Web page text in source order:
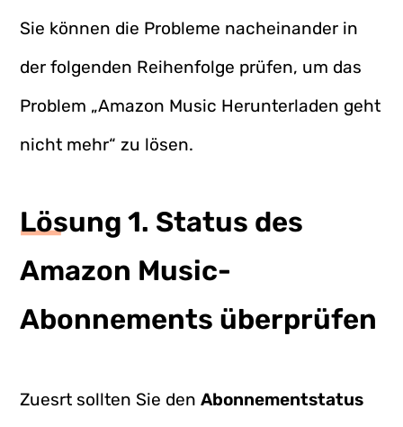
Sie können die Probleme nacheinander in
der folgenden Reihenfolge prüfen, um das
Problem „Amazon Music Herunterladen geht
nicht mehr“ zu lösen.
Lösung 1. Status des
Amazon Music-
Abonnements überprüfen
Zuesrt sollten Sie denAbonnementstatus